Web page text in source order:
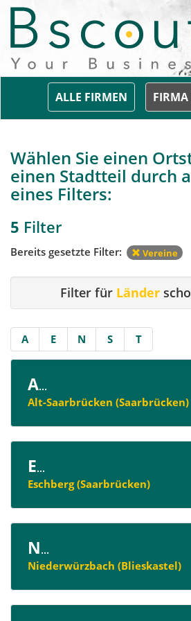
FIRMA
ALLE FIRMEN
Wählen Sie einen
einen Stadtteil durch
eines Filters:
5 Filter
Bereits gesetzte Filter: Vereine
Filter für Länder
A E N S T
A...
Alt-Saarbrücken (Saarbrücken)
E...
Eschberg (Saarbrücken)
N...
Niederwürzbach (Blieskastel)